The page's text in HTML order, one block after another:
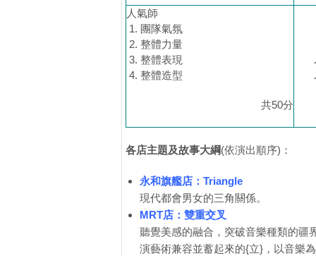
人氣師
團隊氣氛
整體力量
整體表現
整體造型
共50分
各店主題及故事大綱(依演出順序)：
永和旗艦店：Triangle
現代都會男女的三角關係。
MRT店：雙重交叉
聽覺美感的融合，突破音樂種類的疆
演藝術兼容並蓄起來的{立}，以音樂